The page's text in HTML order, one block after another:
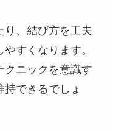
り、結び方を工夫
すくなります。
クニックを意識す
できるでしょ